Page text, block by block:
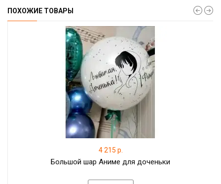
ПОХОЖИЕ ТОВАРЫ
4 215 р.
Большой шар Аниме для доченьки